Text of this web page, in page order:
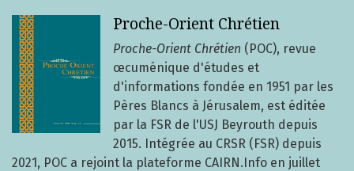
Proche-Orient Chrétien
Proche-Orient Chrétien (POC), revue
œcuménique d'études et
d'informations fondée en 1951 par les
Pères Blancs à Jérusalem, est éditée
par la FSR de l'USJ Beyrouth depuis
2015. Intégrée au CRSR (FSR) depuis
2021, POC a rejoint la plateforme CAIRN.Info en juillet